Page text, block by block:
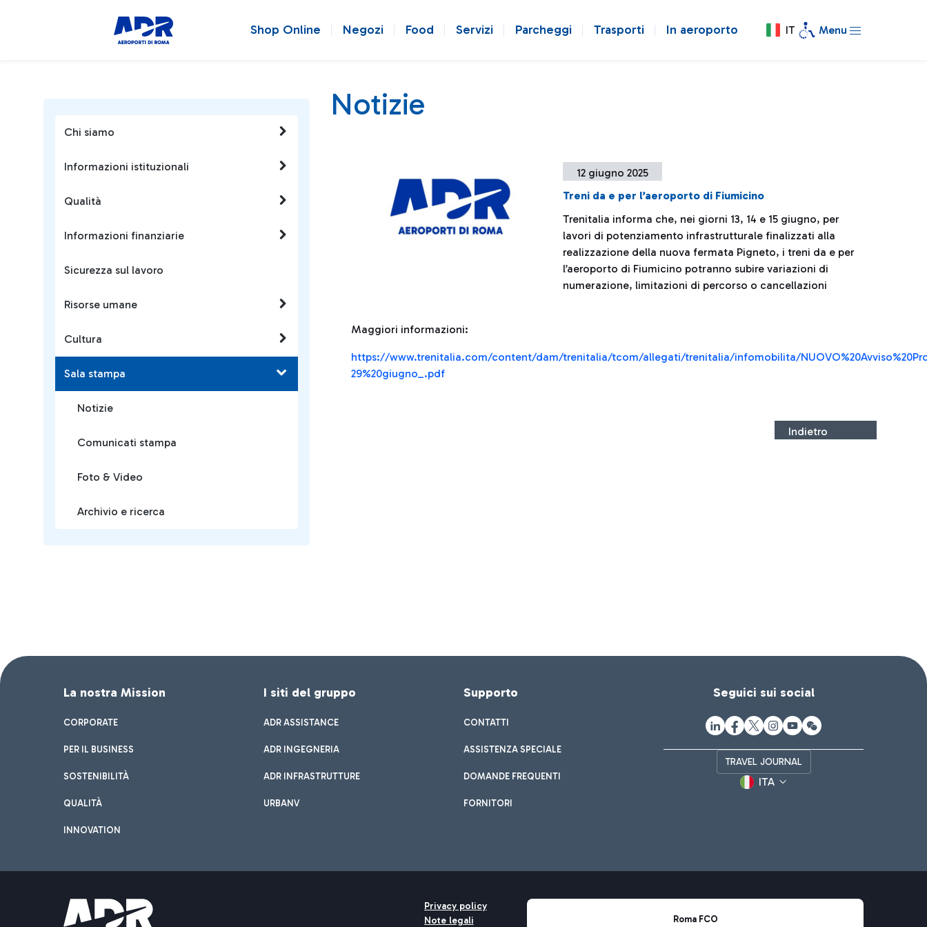
Shop Online Negozi Food Servizi Parcheggi Trasporti In aeroporto IT Menu
Chi siamo
Informazioni istituzionali
Qualità
Informazioni finanziarie
Sicurezza sul lavoro
Risorse umane
Cultura
Sala stampa
Notizie
Comunicati stampa
Foto & Video
Archivio e ricerca
Notizie
12 giugno 2025
Treni da e per l’aeroporto di Fiumicino
Trenitalia informa che, nei giorni 13, 14 e 15 giugno, per
lavori di potenziamento infrastrutturale finalizzati alla
realizzazione della nuova fermata Pigneto, i treni da e per
l’aeroporto di Fiumicino potranno subire variazioni di
numerazione, limitazioni di percorso o cancellazioni
Maggiori informazioni:
https://www.trenitalia.com/content/dam/trenitalia/tcom/allegati/trenitalia/infomobilita/
29%20giugno_.pdf
Indietro
La nostra Mission
CORPORATE
PER IL BUSINESS
SOSTENIBILITÀ
QUALITÀ
INNOVATION
I siti del gruppo
ADR ASSISTANCE
ADR INGEGNERIA
ADR INFRASTRUTTURE
URBANV
Supporto
CONTATTI
ASSISTENZA SPECIALE
DOMANDE FREQUENTI
FORNITORI
Seguici sui social
TRAVEL JOURNAL
ITA
Privacy policy
Note legali
Roma FCO